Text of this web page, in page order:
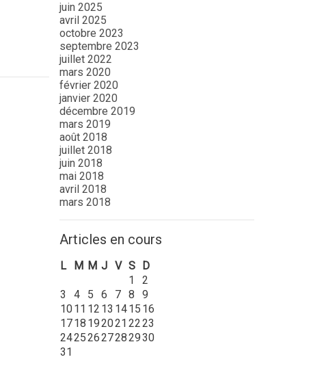
juin 2025
avril 2025
octobre 2023
septembre 2023
juillet 2022
mars 2020
février 2020
janvier 2020
décembre 2019
mars 2019
août 2018
juillet 2018
juin 2018
mai 2018
avril 2018
mars 2018
Articles en cours
L M M J V S
D
1
2
3
4 5 6 7 8
9
1011 12 13 1415 16
1718 192021 2223
24252627282930
31